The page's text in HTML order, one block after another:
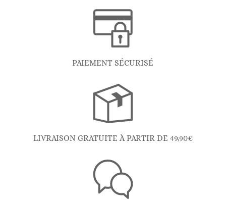
PAIEMENT SÉCURISÉ
LIVRAISON GRATUITE À PARTIR DE 49,90€